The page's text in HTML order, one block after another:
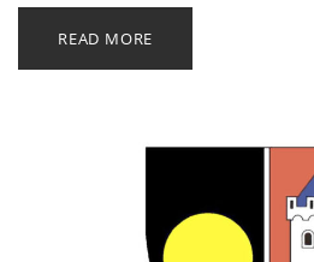
READ MORE